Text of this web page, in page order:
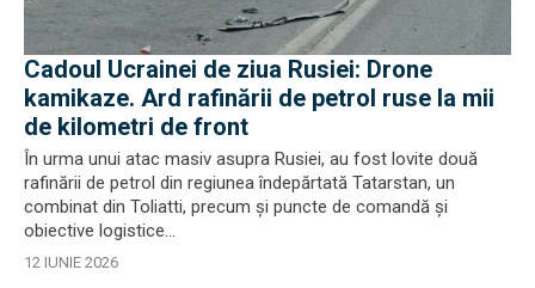
Cadoul Ucrainei de ziua Rusiei: Drone
kamikaze. Ard rafinării de petrol ruse la mii
de kilometri de front
În urma unui atac masiv asupra Rusiei, au fost lovite două
rafinării de petrol din regiunea îndepărtată Tatarstan, un
combinat din Toliatti, precum și puncte de comandă și
obiective logistice...
12 IUNIE 2026